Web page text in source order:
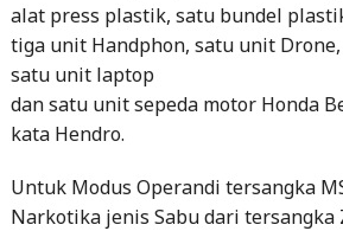
alat press plastik, satu bundel
tiga unit Handphon, satu unit Drone,
satu unit laptop
dan satu unit sepeda motor Honda
kata Hendro.
Untuk Modus Operandi tersangka
Narkotika jenis Sabu dari tersangka